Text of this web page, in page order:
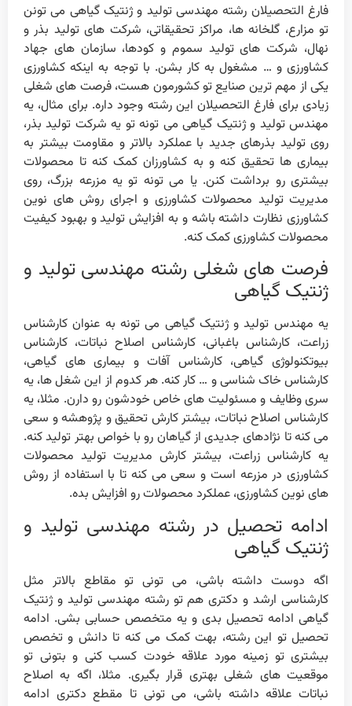
فارغ التحصیلان رشته مهندسی تولید و ژنتیک گیاهی می تونن
تو مزارع، گلخانه ها، مراکز تحقیقاتی، شرکت های تولید بذر و
نهال، شرکت های تولید سموم و کودها، سازمان های جهاد
کشاورزی و … مشغول به کار بشن. با توجه به اینکه کشاورزی
یکی از مهم ترین صنایع تو کشورمون هست، فرصت های شغلی
زیادی برای فارغ التحصیلان این رشته وجود داره. برای مثال، یه
مهندس تولید و ژنتیک گیاهی می تونه تو یه شرکت تولید بذر،
روی تولید بذرهای جدید با عملکرد بالاتر و مقاومت بیشتر به
بیماری ها تحقیق کنه و به کشاورزان کمک کنه تا محصولات
بیشتری رو برداشت کنن. یا می تونه تو یه مزرعه بزرگ، روی
مدیریت تولید محصولات کشاورزی و اجرای روش های نوین
کشاورزی نظارت داشته باشه و به افزایش تولید و بهبود کیفیت
محصولات کشاورزی کمک کنه.
فرصت های شغلی رشته مهندسی تولید و
ژنتیک گیاهی
یه مهندس تولید و ژنتیک گیاهی می تونه به عنوان کارشناس
زراعت، کارشناس باغبانی، کارشناس اصلاح نباتات، کارشناس
بیوتکنولوژی گیاهی، کارشناس آفات و بیماری های گیاهی،
کارشناس خاک شناسی و … کار کنه. هر کدوم از این شغل ها، یه
سری وظایف و مسئولیت های خاص خودشون رو دارن. مثلا، یه
کارشناس اصلاح نباتات، بیشتر کارش تحقیق و پژوهشه و سعی
می کنه تا نژادهای جدیدی از گیاهان رو با خواص بهتر تولید کنه.
یه کارشناس زراعت، بیشتر کارش مدیریت تولید محصولات
کشاورزی در مزرعه است و سعی می کنه تا با استفاده از روش
های نوین کشاورزی، عملکرد محصولات رو افزایش بده.
ادامه تحصیل در رشته مهندسی تولید و
ژنتیک گیاهی
اگه دوست داشته باشی، می تونی تو مقاطع بالاتر مثل
کارشناسی ارشد و دکتری هم تو رشته مهندسی تولید و ژنتیک
گیاهی ادامه تحصیل بدی و یه متخصص حسابی بشی. ادامه
تحصیل تو این رشته، بهت کمک می کنه تا دانش و تخصص
بیشتری تو زمینه مورد علاقه خودت کسب کنی و بتونی تو
موقعیت های شغلی بهتری قرار بگیری. مثلا، اگه به اصلاح
نباتات علاقه داشته باشی، می تونی تا مقطع دکتری ادامه